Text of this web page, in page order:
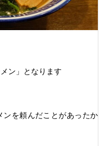
ン」となります
ンを頼んだことがあったか